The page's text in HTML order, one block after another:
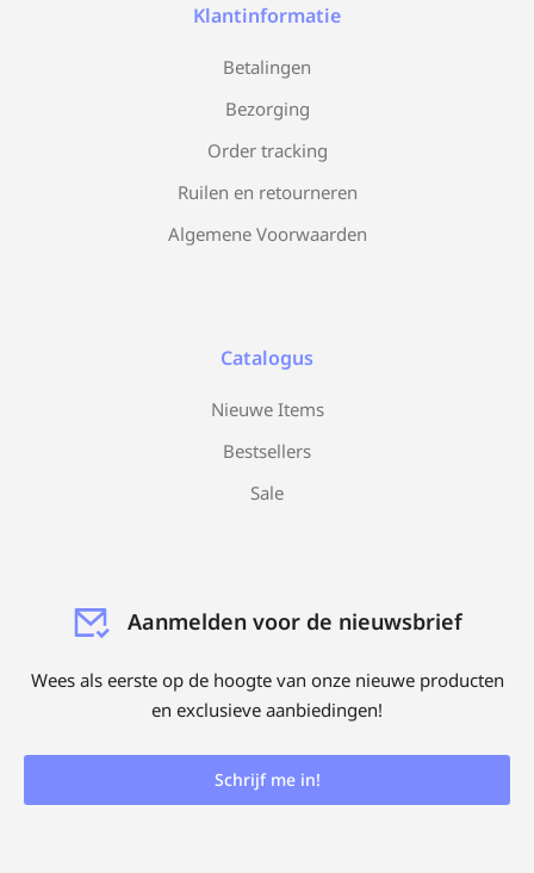
Klantinformatie
Betalingen
Bezorging
Order tracking
Ruilen en retourneren
Algemene Voorwaarden
Catalogus
Nieuwe Items
Bestsellers
Sale
Aanmelden voor de nieuwsbrief
Wees als eerste op de hoogte van onze nieuwe producten
en exclusieve aanbiedingen!
Schrijf me in!